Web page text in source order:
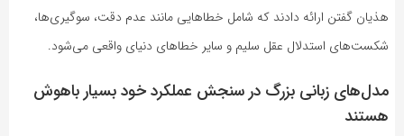
هذیان گفتن ارائه دادند که شامل خطاهایی مانند عدم دقت، سوگیری‌ها،
شکست‌های استدلال عقل سلیم و سایر خطاهای دنیای واقعی می‌شود.
مدل‌های زبانی بزرگ در سنجش عملکرد خود بسیار باهوش
هستند